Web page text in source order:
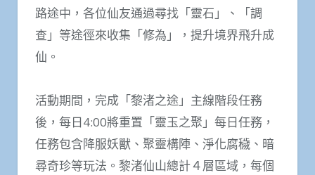
路途中，各位仙友通過尋找「靈石」、「調
查」等途徑來收集「修為」，提升境界飛升成
仙。
活動期間，完成「黎渚之途」主線階段任務
後，每日4:00將重置「靈玉之聚」每日任務，
任務包含降服妖獸、聚靈構陣、淨化腐穢、暗
尋奇珍等玩法。黎渚仙山總計４層區域，每個